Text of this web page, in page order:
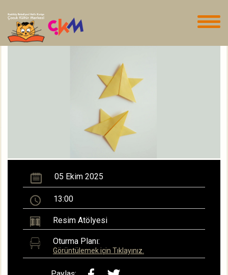
05 Ekim 2025
13:00
Resim Atölyesi
Oturma Planı:
Görüntülemek için Tıklayınız.